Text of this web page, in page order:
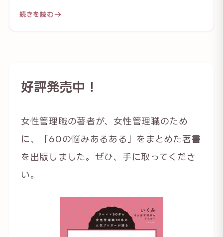
続きを読む
好評発売中！
女性管理職の著者が、女性管理職のため
に、「60の悩みあるある」をまとめた著書
を出版しました。ぜひ、手に取ってくださ
い。